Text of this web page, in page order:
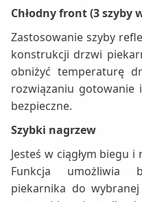
Chłodny front (3 szyby
Zastosowanie szyby
konstrukcji drzwi
obniżyć temperaturę
rozwiązaniu gotowanie
bezpieczne.
Szybki nagrzew
Jesteś w ciągłym biegu
Funkcja umożliwia
piekarnika do wybranej